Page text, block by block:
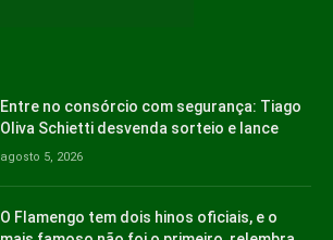
Entre no consórcio com segurança: Tiago
Oliva Schietti desvenda sorteio e lance
agosto 5, 2026
O Flamengo tem dois hinos oficiais, e o